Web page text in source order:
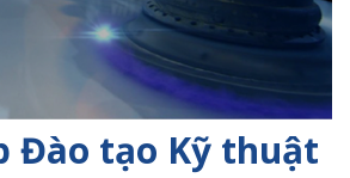
Đào tạo Kỹ thuật